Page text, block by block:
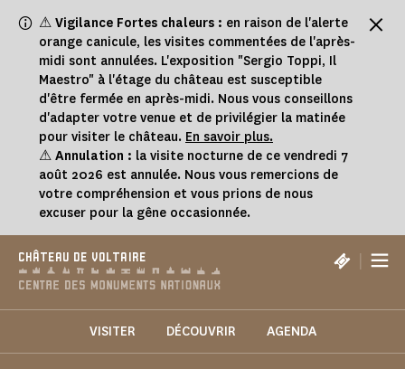
⚠ Vigilance Fortes chaleurs : en raison de l'alerte
orange canicule, les visites commentées de l'après-
midi sont annulées. L'exposition "Sergio Toppi, Il
Maestro" à l'étage du château est susceptible
d'être fermée en après-midi. Nous vous conseillons
d'adapter votre venue et de privilégier la matinée
pour visiter le château. En savoir plus.
⚠ Annulation : la visite nocturne de ce vendredi 7
août 2026 est annulée. Nous vous remercions de
votre compréhension et vous prions de nous
excuser pour la gêne occasionnée.
CHÂTEAU DE VOLTAIRE |
VISITER DÉCOUVRIR AGENDA